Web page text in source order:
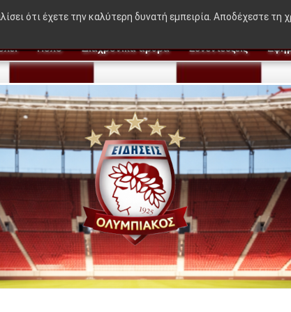
Πόλο Διαχρονικά άρθρα Συνεντεύξεις
🔥 BREAKING NEWS: "Η ιδέα που δεν
ότι έχετε την καλύτερη δυνατή εμπειρία. Αποδέχεστε τη